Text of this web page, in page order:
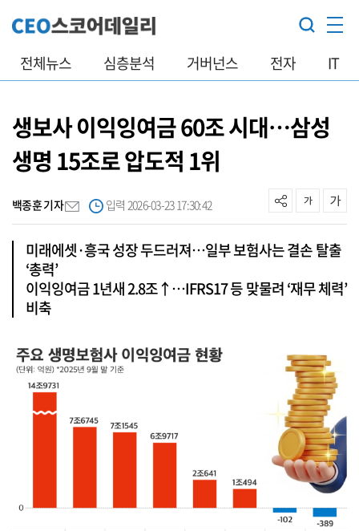
전체뉴스 심층분석 거버넌스 전자 IT
생보사 이익잉여금 60조 시대…삼성
생명 15조로 압도적 1위
백종훈 기자 입력 2026-03-23 17:30:42
미래에셋·흥국 성장 두드러져…일부 보험사는 결손 탈출
‘총력’
이익잉여금 1년새 2.8조↑…IFRS17 등 맞물려 ‘재무 체력’
비축